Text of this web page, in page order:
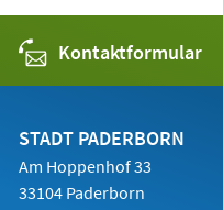
Kontaktformular
STADT PADERBORN
Am Hoppenhof 33
33104 Paderborn